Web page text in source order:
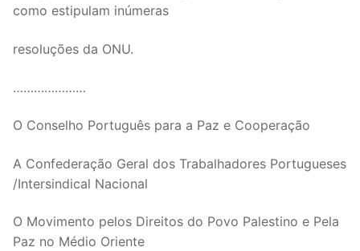
como estipulam inúmeras
resoluções da ONU.
…………………
O Conselho Português para a Paz e Cooperação
A Confederação Geral dos Trabalhadores Portugueses
/Intersindical Nacional
O Movimento pelos Direitos do Povo Palestino e Pela
Paz no Médio Oriente